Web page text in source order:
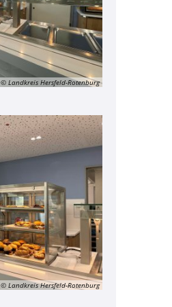
© Landkreis Hersfeld-Rotenburg
© Landkreis Hersfeld-Rotenburg